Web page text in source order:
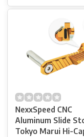
NexxSpeed CNC
Aluminum Slide
Tokyo Marui Hi-